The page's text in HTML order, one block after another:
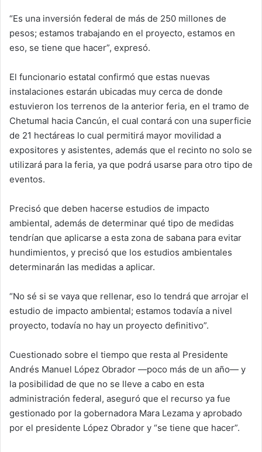
“Es una inversión federal de más de 250 millones de
pesos; estamos trabajando en el proyecto, estamos en
eso, se tiene que hacer”, expresó.
El funcionario estatal confirmó que estas nuevas
instalaciones estarán ubicadas muy cerca de donde
estuvieron los terrenos de la anterior feria, en el tramo de
Chetumal hacia Cancún, el cual contará con una superficie
de 21 hectáreas lo cual permitirá mayor movilidad a
expositores y asistentes, además que el recinto no solo se
utilizará para la feria, ya que podrá usarse para otro tipo de
eventos.
Precisó que deben hacerse estudios de impacto
ambiental, además de determinar qué tipo de medidas
tendrían que aplicarse a esta zona de sabana para evitar
hundimientos, y precisó que los estudios ambientales
determinarán las medidas a aplicar.
“No sé si se vaya que rellenar, eso lo tendrá que arrojar el
estudio de impacto ambiental; estamos todavía a nivel
proyecto, todavía no hay un proyecto definitivo”.
Cuestionado sobre el tiempo que resta al Presidente
Andrés Manuel López Obrador —poco más de un año— y
la posibilidad de que no se lleve a cabo en esta
administración federal, aseguró que el recurso ya fue
gestionado por la gobernadora Mara Lezama y aprobado
por el presidente López Obrador y “se tiene que hacer”.